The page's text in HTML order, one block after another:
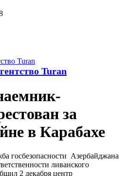
Turan
за
в Карабахе
госбезопасности Азербайджана
ливанского
2 декабря центр